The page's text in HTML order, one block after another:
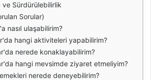
ve Sürdürülebilirlik
Sorular)
nasıl ulaşabilirim?
hangi aktiviteleri yapabilirim?
nerede konaklayabilirim?
hangi mevsimde ziyaret etmeliyim?
nerede deneyebilirim?